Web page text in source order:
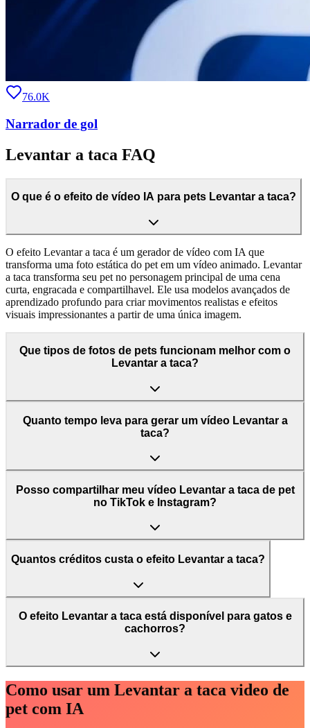
76.0K
Narrador de gol
Levantar a taca FAQ
O que é o efeito de vídeo IA para pets Levantar a taca?
O efeito Levantar a taca é um gerador de vídeo com IA que
transforma uma foto estática do pet em um vídeo animado. Levantar
a taca transforma seu pet no personagem principal de uma cena
curta, engracada e compartilhavel. Ele usa modelos avançados de
aprendizado profundo para criar movimentos realistas e efeitos
visuais impressionantes a partir de uma única imagem.
Que tipos de fotos de pets funcionam melhor com o
Levantar a taca?
Quanto tempo leva para gerar um vídeo Levantar a
taca?
Posso compartilhar meu vídeo Levantar a taca de pet
no TikTok e Instagram?
Quantos créditos custa o efeito Levantar a taca?
O efeito Levantar a taca está disponível para gatos e
cachorros?
Como usar um Levantar a taca video de
pet com IA